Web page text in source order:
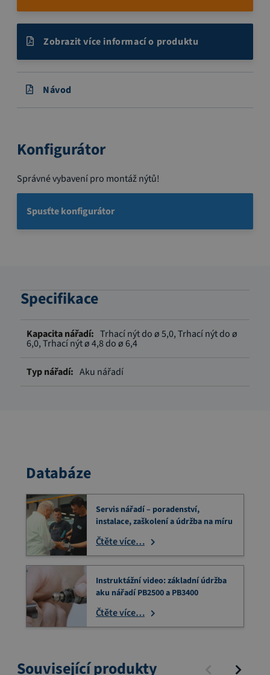
Zobrazit více informací o produktu
Návod
Konfigurátor
Správné vybavení pro montáž nýtů!
Spusťte konfigurátor
Specifikace
informací
Trhací nýt do ø 5,0, Trhací nýt do ø
6,0, Trhací nýt ø 4,8 do ø 6,4
Aku nářadí
Databáze
Servis nářadí – poradenství,
instalace, zaškolení a údržba na míru
Čtěte více…
Instruktážní video: základní údržba
aku nářadí PB2500 a PB3400
Čtěte více…
Související produkty